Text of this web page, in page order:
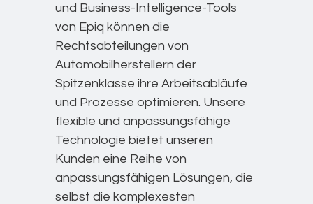
und Business-Intelligence-Tools
von Epiq können die
Rechtsabteilungen von
Automobilherstellern der
Spitzenklasse ihre Arbeitsabläufe
und Prozesse optimieren. Unsere
flexible und anpassungsfähige
Technologie bietet unseren
Kunden eine Reihe von
anpassungsfähigen Lösungen, die
selbst die komplexesten